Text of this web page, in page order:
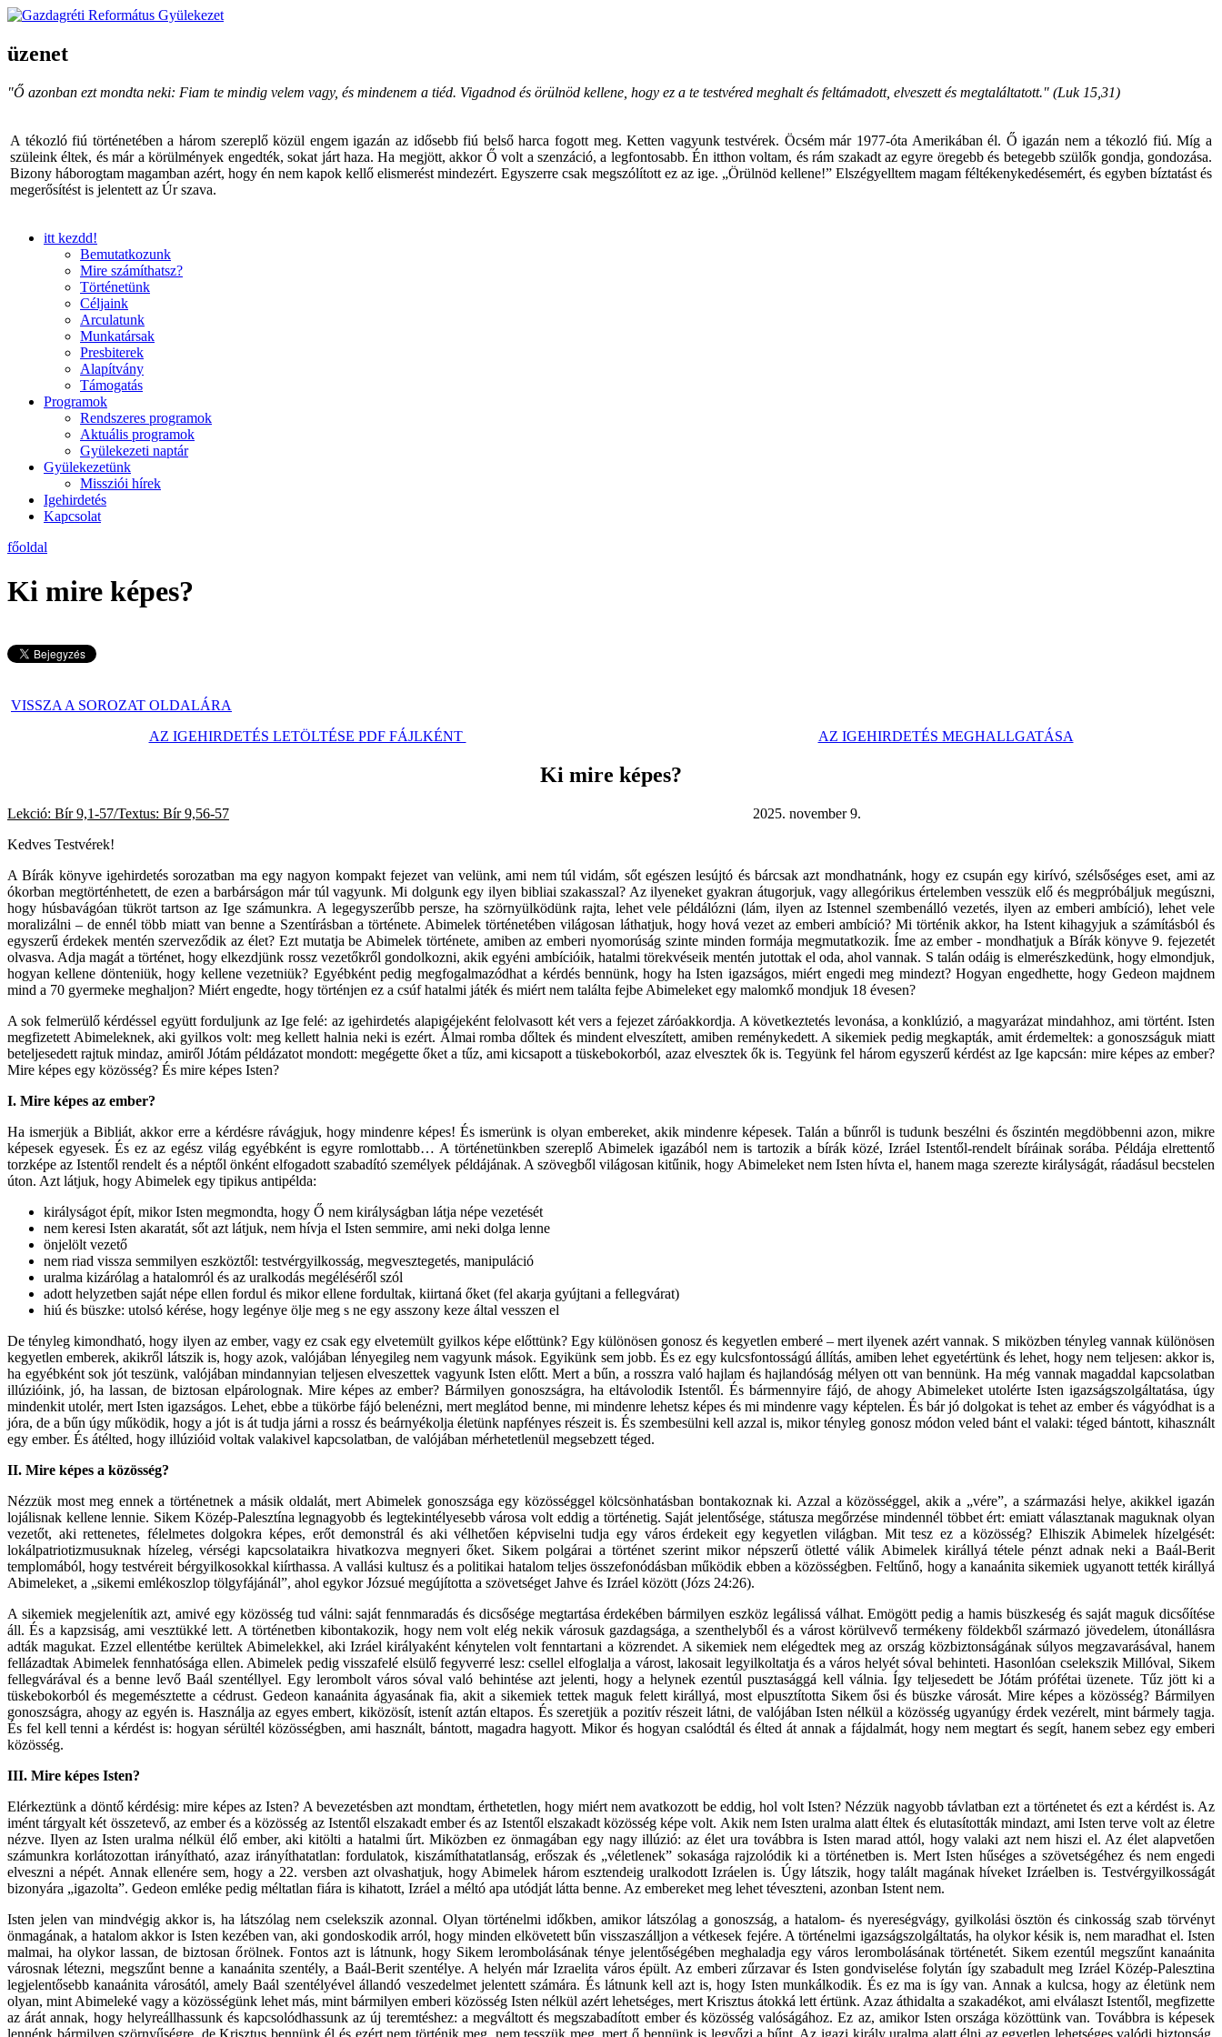
üzenet
"Ő azonban ezt mondta neki: Fiam te mindig velem vagy, és mindenem a tiéd. Vigadnod és örülnöd kellene, hogy ez a te testvéred meghalt és feltámadott, elveszett és megtaláltatott." (Luk 15,31)
A tékozló fiú történetében a három szereplő közül engem igazán az idősebb fiú belső harca fogott meg. Ketten vagyunk testvérek. Öcsém már 1977-óta Amerikában él. Ő igazán nem a tékozló fiú. Míg a
szüleink éltek, és már a körülmények engedték, sokat járt haza. Ha megjött, akkor Ő volt a szenzáció, a legfontosabb. Én itthon voltam, és rám szakadt az egyre öregebb és betegebb szülők gondja, gondozása.
Bizony háborogtam magamban azért, hogy én nem kapok kellő elismerést mindezért. Egyszerre csak megszólított ez az ige. „Örülnöd kellene!” Elszégyelltem magam féltékenykedésemért, és egyben bíztatást és
megerősítést is jelentett az Úr szava.
itt kezdd!
Bemutatkozunk
Mire számíthatsz?
Történetünk
Céljaink
Arculatunk
Munkatársak
Presbiterek
Alapítvány
Támogatás
Programok
Rendszeres programok
Aktuális programok
Gyülekezeti naptár
Gyülekezetünk
Missziói hírek
Igehirdetés
Kapcsolat
főoldal
Ki mire képes?
VISSZA A SOROZAT OLDALÁRA
AZ IGEHIRDETÉS LETÖLTÉSE PDF FÁJLKÉNT
AZ IGEHIRDETÉS MEGHALLGATÁSA
Ki mire képes?
Lekció: Bír 9,1-57/Textus: Bír 9,56-57 2025. november 9.
Kedves Testvérek!
A Bírák könyve igehirdetés sorozatban ma egy nagyon kompakt fejezet van velünk, ami nem túl vidám, sőt egészen lesújtó és bárcsak azt mondhatnánk, hogy ez csupán egy kirívó, szélsőséges eset, ami az
ókorban megtörténhetett, de ezen a barbárságon már túl vagyunk. Mi dolgunk egy ilyen bibliai szakasszal? Az ilyeneket gyakran átugorjuk, vagy allegórikus értelemben vesszük elő és megpróbáljuk megúszni,
hogy húsbavágóan tükröt tartson az Ige számunkra. A legegyszerűbb persze, ha szörnyülködünk rajta, lehet vele példálózni (lám, ilyen az Istennel szembenálló vezetés, ilyen az emberi ambíció), lehet vele
moralizálni – de ennél több miatt van benne a Szentírásban a története. Abimelek történetében világosan láthatjuk, hogy hová vezet az emberi ambíció? Mi történik akkor, ha Istent kihagyjuk a számításból és
egyszerű érdekek mentén szerveződik az élet? Ezt mutatja be Abimelek története, amiben az emberi nyomorúság szinte minden formája megmutatkozik. Íme az ember - mondhatjuk a Bírák könyve 9. fejezetét
olvasva. Adja magát a történet, hogy elkezdjünk rossz vezetőkről gondolkozni, akik egyéni ambícióik, hatalmi törekvéseik mentén jutottak el oda, ahol vannak. S talán odáig is elmerészkedünk, hogy elmondjuk,
hogyan kellene dönteniük, hogy kellene vezetniük? Egyébként pedig megfogalmazódhat a kérdés bennünk, hogy ha Isten igazságos, miért engedi meg mindezt? Hogyan engedhette, hogy Gedeon majdnem
mind a 70 gyermeke meghaljon? Miért engedte, hogy történjen ez a csúf hatalmi játék és miért nem találta fejbe Abimeleket egy malomkő mondjuk 18 évesen?
A sok felmerülő kérdéssel együtt forduljunk az Ige felé: az igehirdetés alapigéjeként felolvasott két vers a fejezet záróakkordja. A következtetés levonása, a konklúzió, a magyarázat mindahhoz, ami történt. Isten
megfizetett Abimeleknek, aki gyilkos volt: meg kellett halnia neki is ezért. Álmai romba dőltek és mindent elveszített, amiben reménykedett. A sikemiek pedig megkapták, amit érdemeltek: a gonoszságuk miatt
beteljesedett rajtuk mindaz, amiről Jótám példázatot mondott: megégette őket a tűz, ami kicsapott a tüskebokorból, azaz elvesztek ők is. Tegyünk fel három egyszerű kérdést az Ige kapcsán: mire képes az ember?
Mire képes egy közösség? És mire képes Isten?
I. Mire képes az ember?
Ha ismerjük a Bibliát, akkor erre a kérdésre rávágjuk, hogy mindenre képes! És ismerünk is olyan embereket, akik mindenre képesek. Talán a bűnről is tudunk beszélni és őszintén megdöbbenni azon, mikre
képesek egyesek. És ez az egész világ egyébként is egyre romlottabb… A történetünkben szereplő Abimelek igazából nem is tartozik a bírák közé, Izráel Istentől-rendelt bíráinak sorába. Példája elrettentő
torzképe az Istentől rendelt és a néptől önként elfogadott szabadító személyek példájának. A szövegből világosan kitűnik, hogy Abimeleket nem Isten hívta el, hanem maga szerezte királyságát, ráadásul becstelen
úton. Azt látjuk, hogy Abimelek egy tipikus antipélda:
királyságot épít, mikor Isten megmondta, hogy Ő nem királyságban látja népe vezetését
nem keresi Isten akaratát, sőt azt látjuk, nem hívja el Isten semmire, ami neki dolga lenne
önjelölt vezető
nem riad vissza semmilyen eszköztől: testvérgyilkosság, megvesztegetés, manipuláció
uralma kizárólag a hatalomról és az uralkodás megéléséről szól
adott helyzetben saját népe ellen fordul és mikor ellene fordultak, kiirtaná őket (fel akarja gyújtani a fellegvárat)
hiú és büszke: utolsó kérése, hogy legénye ölje meg s ne egy asszony keze által vesszen el
De tényleg kimondható, hogy ilyen az ember, vagy ez csak egy elvetemült gyilkos képe előttünk? Egy különösen gonosz és kegyetlen emberé – mert ilyenek azért vannak. S miközben tényleg vannak különösen
kegyetlen emberek, akikről látszik is, hogy azok, valójában lényegileg nem vagyunk mások. Egyikünk sem jobb. És ez egy kulcsfontosságú állítás, amiben lehet egyetértünk és lehet, hogy nem teljesen: akkor is,
ha egyébként sok jót teszünk, valójában mindannyian teljesen elveszettek vagyunk Isten előtt. Mert a bűn, a rosszra való hajlam és hajlandóság mélyen ott van bennünk. Ha még vannak magaddal kapcsolatban
illúzióink, jó, ha lassan, de biztosan elpárolognak. Mire képes az ember? Bármilyen gonoszságra, ha eltávolodik Istentől. És bármennyire fájó, de ahogy Abimeleket utolérte Isten igazságszolgáltatása, úgy
mindenkit utolér, mert Isten igazságos. Lehet, ebbe a tükörbe fájó belenézni, mert meglátod benne, mi mindenre lehetsz képes és mi mindenre vagy képtelen. És bár jó dolgokat is tehet az ember és vágyódhat is a
jóra, de a bűn úgy működik, hogy a jót is át tudja járni a rossz és beárnyékolja életünk napfényes részeit is. És szembesülni kell azzal is, mikor tényleg gonosz módon veled bánt el valaki: téged bántott, kihasznált
egy ember. És átélted, hogy illúzióid voltak valakivel kapcsolatban, de valójában mérhetetlenül megsebzett téged.
II. Mire képes a közösség?
Nézzük most meg ennek a történetnek a másik oldalát, mert Abimelek gonoszsága egy közösséggel kölcsönhatásban bontakoznak ki. Azzal a közösséggel, akik a „vére”, a származási helye, akikkel igazán
lojálisnak kellene lennie. Sikem Közép-Palesztína legnagyobb és legtekintélyesebb városa volt eddig a történetig. Saját jelentősége, státusza megőrzése mindennél többet ért: emiatt választanak maguknak olyan
vezetőt, aki rettenetes, félelmetes dolgokra képes, erőt demonstrál és aki vélhetően képviselni tudja egy város érdekeit egy kegyetlen világban. Mit tesz ez a közösség? Elhiszik Abimelek hízelgését:
lokálpatriotizmusuknak hízeleg, vérségi kapcsolataikra hivatkozva megnyeri őket. Sikem polgárai a történet szerint mikor népszerű ötletté válik Abimelek királlyá tétele pénzt adnak neki a Baál-Berit
templomából, hogy testvéreit bérgyilkosokkal kiírthassa. A vallási kultusz és a politikai hatalom teljes összefonódásban működik ebben a közösségben. Feltűnő, hogy a kanaánita sikemiek ugyanott tették királlyá
Abimeleket, a „sikemi emlékoszlop tölgyfájánál”, ahol egykor Józsué megújította a szövetséget Jahve és Izráel között (Józs 24:26).
A sikemiek megjelenítik azt, amivé egy közösség tud válni: saját fennmaradás és dicsősége megtartása érdekében bármilyen eszköz legálissá válhat. Emögött pedig a hamis büszkeség és saját maguk dicsőítése
áll. És a kapzsiság, ami vesztükké lett. A történetben kibontakozik, hogy nem volt elég nekik városuk gazdagsága, a szenthelyből és a várost körülvevő termékeny földekből származó jövedelem, útonállásra
adták magukat. Ezzel ellentétbe kerültek Abimelekkel, aki Izráel királyaként kénytelen volt fenntartani a közrendet. A sikemiek nem elégedtek meg az ország közbiztonságának súlyos megzavarásával, hanem
fellázadtak Abimelek fennhatósága ellen. Abimelek pedig visszafelé elsülő fegyverré lesz: csellel elfoglalja a várost, lakosait legyilkoltatja és a város helyét sóval behinteti. Hasonlóan cselekszik Millóval, Sikem
fellegvárával és a benne levő Baál szentéllyel. Egy lerombolt város sóval való behintése azt jelenti, hogy a helynek ezentúl pusztasággá kell válnia. Így teljesedett be Jótám prófétai üzenete. Tűz jött ki a
tüskebokorból és megemésztette a cédrust. Gedeon kanaánita ágyasának fia, akit a sikemiek tettek maguk felett királlyá, most elpusztította Sikem ősi és büszke városát. Mire képes a közösség? Bármilyen
gonoszságra, ahogy az egyén is. Használja az egyes embert, kiközösít, istenít aztán eltapos. És szeretjük a pozitív részeit látni, de valójában Isten nélkül a közösség ugyanúgy érdek vezérelt, mint bármely tagja.
És fel kell tenni a kérdést is: hogyan sérültél közösségben, ami használt, bántott, magadra hagyott. Mikor és hogyan csalódtál és élted át annak a fájdalmát, hogy nem megtart és segít, hanem sebez egy emberi
közösség.
III. Mire képes Isten?
Elérkeztünk a döntő kérdésig: mire képes az Isten? A bevezetésben azt mondtam, érthetetlen, hogy miért nem avatkozott be eddig, hol volt Isten? Nézzük nagyobb távlatban ezt a történetet és ezt a kérdést is. Az
imént tárgyalt két összetevő, az ember és a közösség az Istentől elszakadt ember és az Istentől elszakadt közösség képe volt. Akik nem Isten uralma alatt éltek és elutasították mindazt, ami Isten terve volt az életre
nézve. Ilyen az Isten uralma nélkül élő ember, aki kitölti a hatalmi űrt. Miközben ez önmagában egy nagy illúzió: az élet ura továbbra is Isten marad attól, hogy valaki azt nem hiszi el. Az élet alapvetően
számunkra korlátozottan irányítható, azaz irányíthatatlan: fordulatok, kiszámíthatatlanság, erőszak és „véletlenek” sokasága rajzolódik ki a történetben is. Mert Isten hűséges a szövetségéhez és nem engedi
elveszni a népét. Annak ellenére sem, hogy a 22. versben azt olvashatjuk, hogy Abimelek három esztendeig uralkodott Izráelen is. Úgy látszik, hogy talált magának híveket Izráelben is. Testvérgyilkosságát
bizonyára „igazolta”. Gedeon emléke pedig méltatlan fiára is kihatott, Izráel a méltó apa utódját látta benne. Az embereket meg lehet téveszteni, azonban Istent nem.
Isten jelen van mindvégig akkor is, ha látszólag nem cselekszik azonnal. Olyan történelmi időkben, amikor látszólag a gonoszság, a hatalom- és nyereségvágy, gyilkolási ösztön és cinkosság szab törvényt
önmagának, a hatalom akkor is Isten kezében van, aki gondoskodik arról, hogy minden elkövetett bűn visszaszálljon a vétkesek fejére. A történelmi igazságszolgáltatás, ha olykor késik is, nem maradhat el. Isten
malmai, ha olykor lassan, de biztosan őrölnek. Fontos azt is látnunk, hogy Sikem lerombolásának ténye jelentőségében meghaladja egy város lerombolásának történetét. Sikem ezentúl megszűnt kanaánita
városnak létezni, megszűnt benne a kanaánita szentély, a Baál-Berit szentélye. A helyén már Izraelita város épült. Az emberi zűrzavar és Isten gondviselése folytán így szabadult meg Izráel Közép-Palesztina
legjelentősebb kanaánita városától, amely Baál szentélyével állandó veszedelmet jelentett számára. És látnunk kell azt is, hogy Isten munkálkodik. És ez ma is így van. Annak a kulcsa, hogy az életünk nem
olyan, mint Abimeleké vagy a közösségünk lehet más, mint bármilyen emberi közösség Isten nélkül azért lehetséges, mert Krisztus átokká lett értünk. Azaz áthidalta a szakadékot, ami elválaszt Istentől, megfizette
az árát annak, hogy helyreállhassunk és kapcsolódhassunk az új teremtéshez: a megváltott és megszabadított ember és közösség valóságához. Ez az, amikor Isten országa közöttünk van. Továbbra is képesek
lennénk bármilyen szörnyűségre, de Krisztus bennünk él és ezért nem történik meg, nem tesszük meg, mert ő bennünk is legyőzi a bűnt. Az igazi király uralma alatt élni az egyetlen lehetséges valódi biztonság.